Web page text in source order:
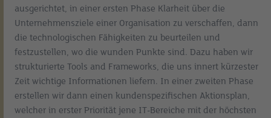
ausgerichtet, in einer ersten Phase Klarheit über die
Unternehmensziele einer Organisation zu verschaffen, dann
die technologischen Fähigkeiten zu beurteilen und
festzustellen, wo die wunden Punkte sind. Dazu haben wir
strukturierte Tools and Frameworks, die uns innert kürzester
Zeit wichtige Informationen liefern. In einer zweiten Phase
erstellen wir dann einen kundenspezifischen Aktionsplan,
welcher in erster Priorität jene IT-Bereiche mit der höchsten